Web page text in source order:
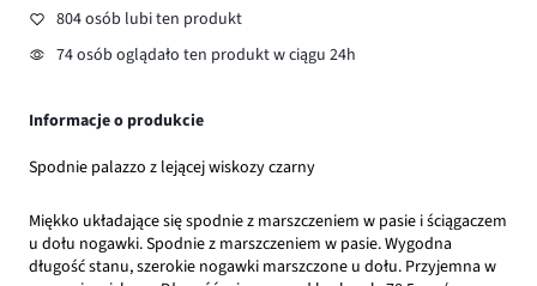
804 osób lubi ten produkt
74 osób oglądało ten produkt w ciągu 24h
Informacje o produkcie
Spodnie palazzo z lejącej wiskozy czarny
Miękko układające się spodnie z marszczeniem w pasie i ściągaczem
u dołu nogawki. Spodnie z marszczeniem w pasie. Wygodna
długość stanu, szerokie nogawki marszczone u dołu. Przyjemna w